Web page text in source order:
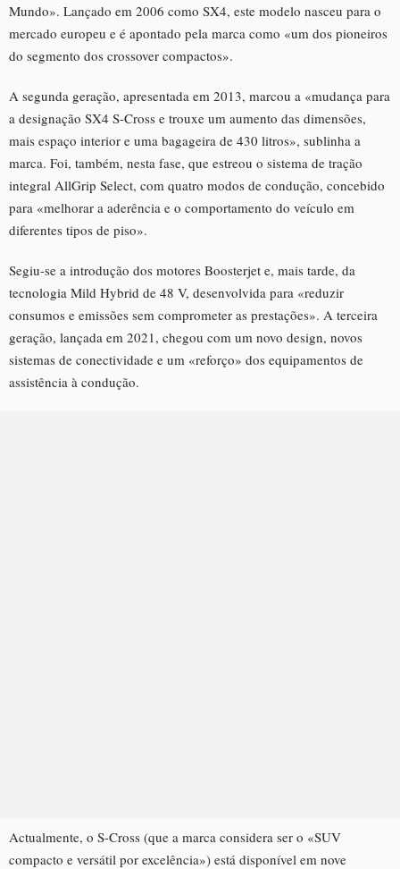
Mundo». Lançado em 2006 como SX4, este modelo nasceu para o
mercado europeu e é apontado pela marca como «um dos pioneiros
do segmento dos crossover compactos».
A segunda geração, apresentada em 2013, marcou a «mudança para
a designação SX4 S-Cross e trouxe um aumento das dimensões,
mais espaço interior e uma bagageira de 430 litros», sublinha a
marca. Foi, também, nesta fase, que estreou o sistema de tração
integral AllGrip Select, com quatro modos de condução, concebido
para «melhorar a aderência e o comportamento do veículo em
diferentes tipos de piso».
Segiu-se a introdução dos motores Boosterjet e, mais tarde, da
tecnologia Mild Hybrid de 48 V, desenvolvida para «reduzir
consumos e emissões sem comprometer as prestações». A terceira
geração, lançada em 2021, chegou com um novo design, novos
sistemas de conectividade e um «reforço» dos equipamentos de
assistência à condução.
Actualmente, o S-Cross (que a marca considera ser o «SUV
compacto e versátil por excelência») está disponível em nove